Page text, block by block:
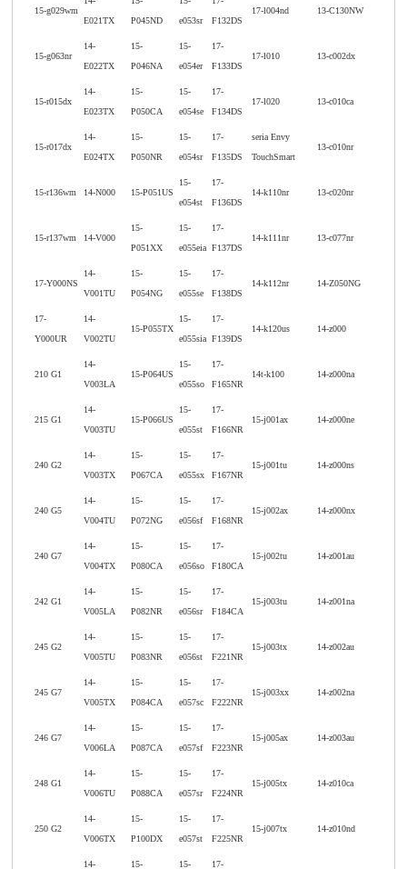
15-g029wm
E021TX
P045ND
e053sr
F132DS
17-l004nd 13-C130NW
15-g063nr
14-
E022TX
15-
P046NA
15-
e054er
17-
F133DS
17-l010 13-c002dx
15-r015dx
14-
E023TX
15-
P050CA
15-
e054se
17-
F134DS
17-l020 13-c010ca
15-r017dx
14-
E024TX
15-
P050NR
15-
e054sr
17-
F135DS
seria Envy
TouchSmart
13-c010nr
15-r136wm 14-N000 15-P051US
15-
e054st
17-
F136DS
14-k110nr 13-c020nr
15-r137wm 14-V000
15-
P051XX
15-
e055eia
17-
F137DS
14-k111nr 13-c077nr
17-Y000NS
14-
V001TU
15-
P054NG
15-
e055se
17-
F138DS
14-k112nr 14-Z050NG
17-
Y000UR
14-
V002TU
15-P055TX
15-
e055sia
17-
F139DS
14-k120us 14-z000
210 G1
14-
V003LA
15-P064US
15-
e055so
17-
F165NR
14t-k100 14-z000na
215 G1
14-
V003TU
15-P066US
15-
e055st
17-
F166NR
15-j001ax 14-z000ne
240 G2
14-
V003TX
15-
P067CA
15-
e055sx
17-
F167NR
15-j001tu 14-z000ns
240 G5
14-
V004TU
15-
P072NG
15-
e056sf
17-
F168NR
15-j002ax 14-z000nx
240 G7
14-
V004TX
15-
P080CA
15-
e056so
17-
F180CA
15-j002tu 14-z001au
242 G1
14-
V005LA
15-
P082NR
15-
e056sr
17-
F184CA
15-j003tu 14-z001na
245 G2
14-
V005TU
15-
P083NR
15-
e056st
17-
F221NR
15-j003tx 14-z002au
245 G7
14-
V005TX
15-
P084CA
15-
e057sc
17-
F222NR
15-j003xx 14-z002na
246 G7
14-
V006LA
15-
P087CA
15-
e057sf
17-
F223NR
15-j005ax 14-z003au
248 G1
14-
V006TU
15-
P088CA
15-
e057sr
17-
F224NR
15-j005tx 14-z010ca
250 G2
14-
V006TX
15-
P100DX
15-
e057st
17-
F225NR
15-j007tx 14-z010nd
14- 15- 15-
17-